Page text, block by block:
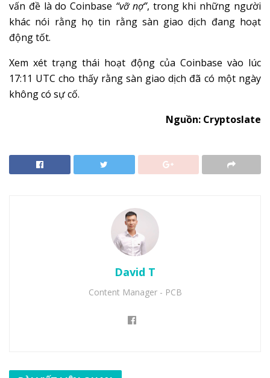
vấn đề là do Coinbase “vỡ nợ”, trong khi những người
khác nói rằng họ tin rằng sàn giao dịch đang hoạt
động tốt.
Xem xét trạng thái hoạt động của Coinbase vào lúc
17:11 UTC cho thấy rằng sàn giao dịch đã có một ngày
không có sự cố.
Nguồn: Cryptoslate
David T
Content Manager - PCB